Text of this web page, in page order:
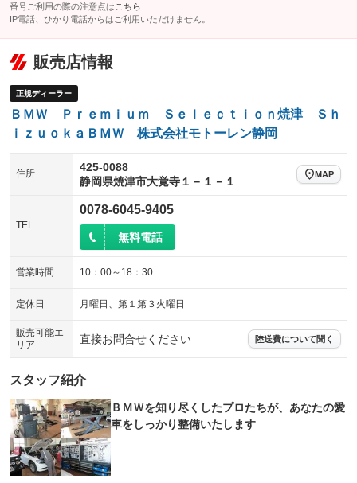
番号ご利用の際の注意点は こちら
IP電話、ひかり電話からはご利用いただけません。
販売店情報
正規ディーラー
ＢＭＷ Ｐｒｅｍｉｕｍ Ｓｅｌｅｃｔｉｏｎ焼津 Ｓｈ
ｉｚｕｏｋａＢＭＷ 株式会社モトーレン静岡
住所
425-0088
静岡県焼津市大覚寺１－１－１
MAP
TEL
0078-6045-9405
無料電話
営業時間 10：00～18：30
定休日 月曜日、第１第３火曜日
販売可能エ
リア
直接お問合せください 陸送費について聞く
スタッフ紹介
ＢＭＷを知り尽くしたプロたちが、あなたの愛
車をしっかり整備いたします